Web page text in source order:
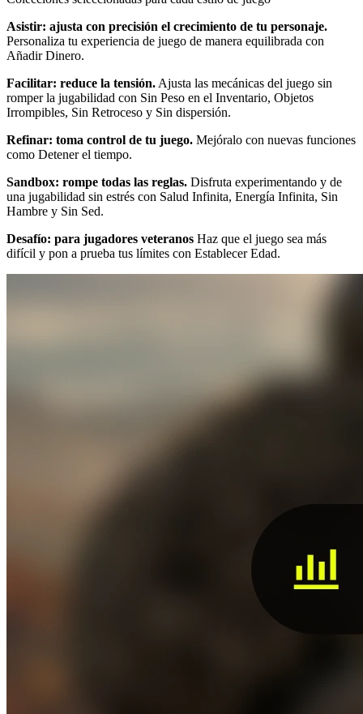
Asistir: ajusta con precisión el crecimiento de tu personaje.
Personaliza tu experiencia de juego de manera equilibrada con
Añadir Dinero.
Facilitar: reduce la tensión. Ajusta las mecánicas del juego sin
romper la jugabilidad con Sin Peso en el Inventario, Objetos
Irrompibles, Sin Retroceso y Sin dispersión.
Refinar: toma control de tu juego. Mejóralo con nuevas funciones
como Detener el tiempo.
Sandbox: rompe todas las reglas. Disfruta experimentando y de
una jugabilidad sin estrés con Salud Infinita, Energía Infinita, Sin
Hambre y Sin Sed.
Desafío: para jugadores veteranos Haz que el juego sea más
difícil y pon a prueba tus límites con Establecer Edad.